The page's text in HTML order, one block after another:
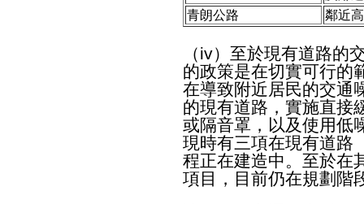
青朗公路
鄰近
（iv）至於現有道路的
的政策是在切實可行的
在導致附近居民的交通
的現有道路，實施直接
或隔音罩，以及使用低
現時有三項在現有道路
程正在建造中。至於在
項目，目前仍在規劃階